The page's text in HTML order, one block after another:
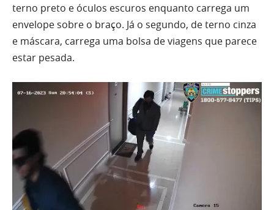
terno preto e óculos escuros enquanto carrega um
envelope sobre o braço. Já o segundo, de terno cinza
e máscara, carrega uma bolsa de viagens que parece
estar pesada.